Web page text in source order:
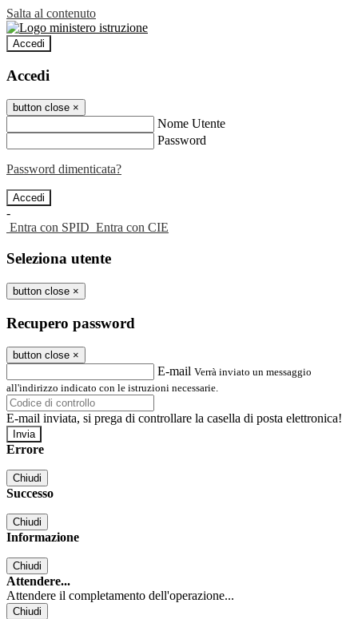
Salta al contenuto
Accedi
Accedi
button close ×
Nome Utente
Password
Password dimenticata?
-
Entra con SPID Entra con CIE
Seleziona utente
button close ×
Recupero password
button close ×
E-mail Verrà inviato un messaggio
all'indirizzo indicato con le istruzioni necessarie.
E-mail inviata, si prega di controllare la casella di posta elettronica!
Errore
Chiudi
Successo
Chiudi
Informazione
Chiudi
Attendere...
Attendere il completamento dell'operazione...
Chiudi